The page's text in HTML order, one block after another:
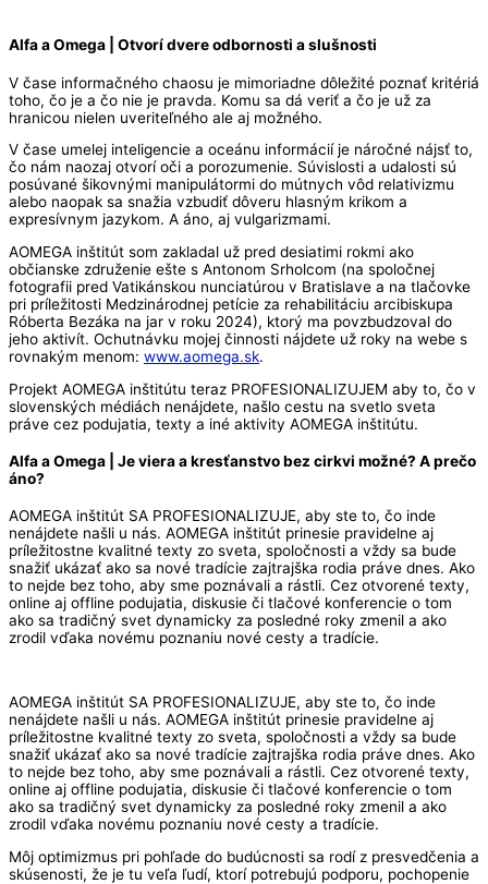
Alfa a Omega | Otvorí dvere odbornosti a slušnosti
V čase informačného chaosu je mimoriadne dôležité poznať kritériá
toho, čo je a čo nie je pravda. Komu sa dá veriť a čo je už za
hranicou nielen uveriteľného ale aj možného.
V čase umelej inteligencie a oceánu informácií je náročné nájsť to,
čo nám naozaj otvorí oči a porozumenie. Súvislosti a udalosti sú
posúvané šikovnými manipulátormi do mútnych vôd relativizmu
alebo naopak sa snažia vzbudiť dôveru hlasným krikom a
expresívnym jazykom. A áno, aj vulgarizmami.
AOMEGA inštitút som zakladal už pred desiatimi rokmi ako
občianske združenie ešte s Antonom Srholcom (na spoločnej
fotografii pred Vatikánskou nunciatúrou v Bratislave a na tlačovke
pri príležitosti Medzinárodnej petície za rehabilitáciu arcibiskupa
Róberta Bezáka na jar v roku 2024), ktorý ma povzbudzoval do
jeho aktivít. Ochutnávku mojej činnosti nájdete už roky na webe s
rovnakým menom: www.aomega.sk.
Projekt AOMEGA inštitútu teraz PROFESIONALIZUJEM aby to, čo v
slovenských médiách nenájdete, našlo cestu na svetlo sveta
práve cez podujatia, texty a iné aktivity AOMEGA inštitútu.
Alfa a Omega | Je viera a kresťanstvo bez cirkvi možné? A prečo
áno?
AOMEGA inštitút SA PROFESIONALIZUJE, aby ste to, čo inde
nenájdete našli u nás. AOMEGA inštitút prinesie pravidelne aj
príležitostne kvalitné texty zo sveta, spoločnosti a vždy sa bude
snažiť ukázať ako sa nové tradície zajtrajška rodia práve dnes. Ako
to nejde bez toho, aby sme poznávali a rástli. Cez otvorené texty,
online aj offline podujatia, diskusie či tlačové konferencie o tom
ako sa tradičný svet dynamicky za posledné roky zmenil a ako
zrodil vďaka novému poznaniu nové cesty a tradície.
AOMEGA inštitút SA PROFESIONALIZUJE, aby ste to, čo inde
nenájdete našli u nás. AOMEGA inštitút prinesie pravidelne aj
príležitostne kvalitné texty zo sveta, spoločnosti a vždy sa bude
snažiť ukázať ako sa nové tradície zajtrajška rodia práve dnes. Ako
to nejde bez toho, aby sme poznávali a rástli. Cez otvorené texty,
online aj offline podujatia, diskusie či tlačové konferencie o tom
ako sa tradičný svet dynamicky za posledné roky zmenil a ako
zrodil vďaka novému poznaniu nové cesty a tradície.
Môj optimizmus pri pohľade do budúcnosti sa rodí z presvedčenia a
skúsenosti, že je tu veľa ľudí, ktorí potrebujú podporu, pochopenie